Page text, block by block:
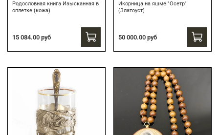
Родословная книга Изысканная в
оплетке (кожа)
15 084.00 руб
Икорница на яшме "Осетр"
(Златоуст)
50 000.00 руб